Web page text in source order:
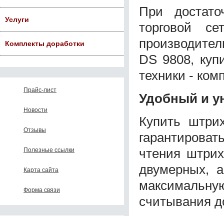
Услуги
Комплекты доработки
Прайс-лист
Новости
Отзывы
Полезные ссылки
Карта сайта
Форма связи
При
торговой
DS 9808,
техники -
Удобный и
Купить
чтения
двумерных,
считывания